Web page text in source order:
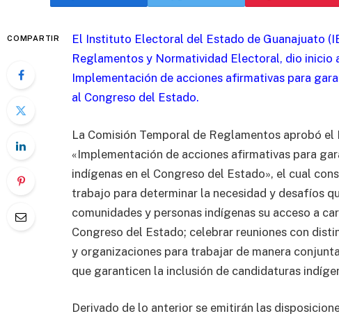
COMPARTIR
El Instituto Electoral del Estado de Guanajuato
Reglamentos y Normatividad Electoral, dio inicio
Implementación de acciones afirmativas para
al Congreso del Estado.
La Comisión Temporal de Reglamentos aprobó
«Implementación de acciones afirmativas para
indígenas en el Congreso del Estado», el cual
trabajo para determinar la necesidad y desafíos
comunidades y personas indígenas su acceso a
Congreso del Estado; celebrar reuniones con
y organizaciones para trabajar de manera
que garanticen la inclusión de candidaturas
Derivado de lo anterior se emitirán las